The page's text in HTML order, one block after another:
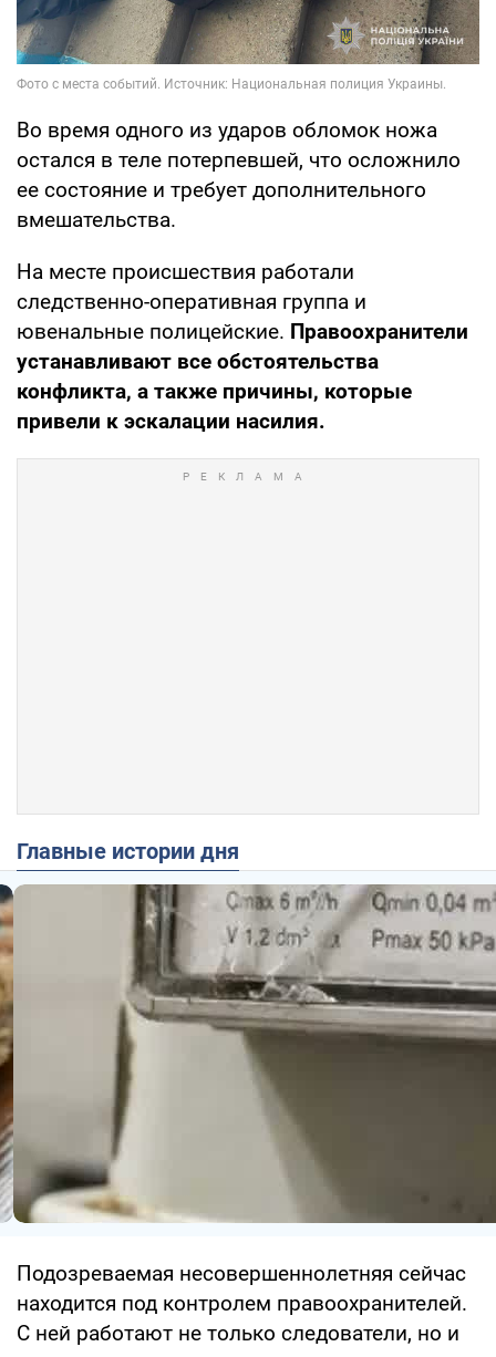
Во время одного из ударов обломок ножа
остался в теле потерпевшей, что осложнило
ее состояние и требует дополнительного
вмешательства.
На месте происшествия работали
следственно-оперативная группа и
ювенальные полицейские. Правоохранители
устанавливают все обстоятельства
конфликта, а также причины, которые
привели к эскалации насилия.
Главные истории дня
Подозреваемая несовершеннолетняя сейчас
находится под контролем правоохранителей.
С ней работают не только следователи, но и